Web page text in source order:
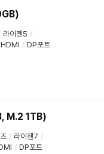
라이젠5 /
HDMI / DP포트
M.2 1TB)
/ 라이젠7 /
/ DP포트 /